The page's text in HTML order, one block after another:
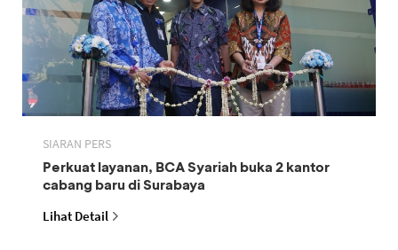
SIARAN PERS
Perkuat layanan, BCA Syariah buka 2 kantor
cabang baru di Surabaya
Lihat Detail